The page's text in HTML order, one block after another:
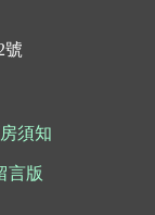
號
須知
言版